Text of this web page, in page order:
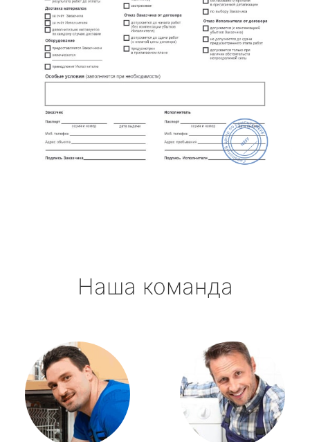
Наша команда